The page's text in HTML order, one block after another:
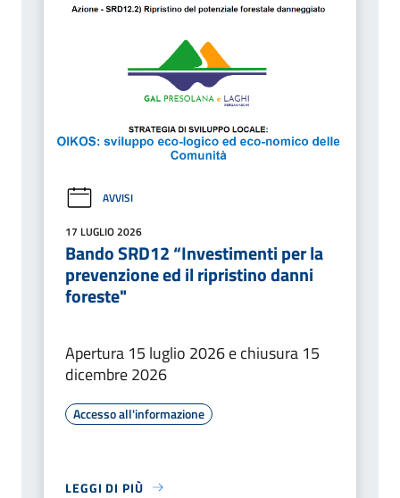
AVVISI
17 LUGLIO 2026
Bando SRD12 “Investimenti per la
prevenzione ed il ripristino danni
foreste"
Apertura 15 luglio 2026 e chiusura 15
dicembre 2026
Accesso all'informazione
LEGGI DI PIÙ